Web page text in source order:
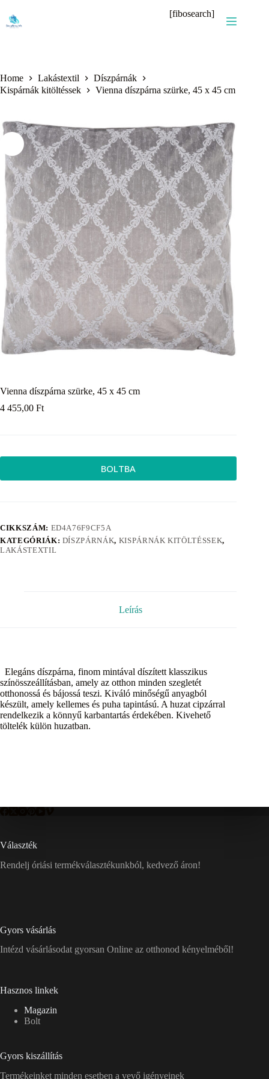
content
[fibosearch]
Home Lakástextil
Díszpárnák
Kispárnák kitöltéssek
Vienna díszpárna szürke, 45 x 45 cm
Vienna díszpárna szürke, 45 x 45 cm
4 455,00 Ft
BOLTBA
CIKKSZÁM: ED4A76F9CF5A
KATEGÓRIÁK: DÍSZPÁRNÁK, KISPÁRNÁK KITÖLTÉSSEK,
LAKÁSTEXTIL
Leírás
Elegáns díszpárna, finom mintával díszített klasszikus
színösszeállításban, amely az otthon minden szegletét
otthonossá és bájossá teszi. Kiváló minőségű anyagból
készült, amely kellemes és puha tapintású. A huzat cipzárral
rendelkezik a könnyű karbantartás érdekében. Kivehető
töltelék külön huzatban.
Választék
Rendelj óriási termékválasztékunkból, kedvező áron!
Gyors vásárlás
Intézd vásárlásodat gyorsan Online az otthonod kényelméből!
Hasznos linkek
Magazin
Bolt
Gyors kiszállítás
Termékeinket minden esetben a vevő igényeinek